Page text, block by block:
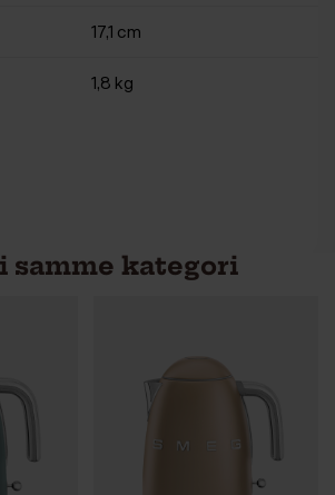
17,1 cm
1,8 kg
samme kategori